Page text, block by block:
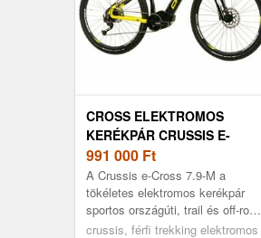
CROSS ELEKTROMOS
KERÉKPÁR CRUSSIS E-
CROSS 7.9-M 28" - 2024
991 000 Ft
A Crussis e-Cross 7.9-M a
tökéletes elektromos kerékpár
sportos országúti, trail és off-road
kerékpározáshoz- ráadásként
crussis, férfi trekking elektromos